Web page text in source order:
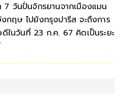
7 วันปั่นจักรยานจากเมืองแมน
งกฤษ ไปยังกรุงปารีส จะถึงการ
ในวันที่ 23 ก.ค. 67 คิดเป็นระยะ